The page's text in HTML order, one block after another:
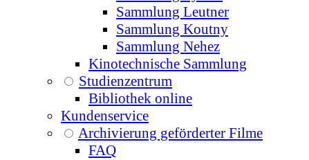
Sammlung Leutner
Sammlung Koutny
Sammlung Nehez
Kinotechnische Sammlung
Studienzentrum
Bibliothek online
Kundenservice
Archivierung geförderter Filme
FAQ